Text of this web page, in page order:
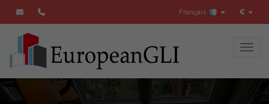
€
Français